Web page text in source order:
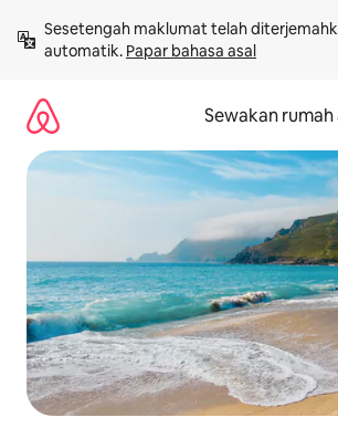
kandungan
Sesetengah maklumat telah
automatik. Papar bahasa asal
Sewakan